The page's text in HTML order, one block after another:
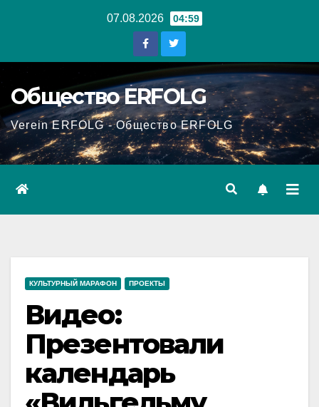
07.08.2026 04:59
Общество ERFOLG
Verein ERFOLG - Общество ERFOLG
КУЛЬТУРНЫЙ МАРАФОН ПРОЕКТЫ
Видео:
Презентовали
календарь